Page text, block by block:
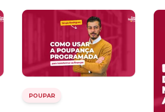
POUPAR